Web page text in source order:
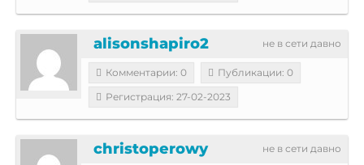
не в сети давно
alisonshapiro2
Комментарии: 0
Публикации: 0
Регистрация: 27-02-2023
не в сети давно
christoperowy